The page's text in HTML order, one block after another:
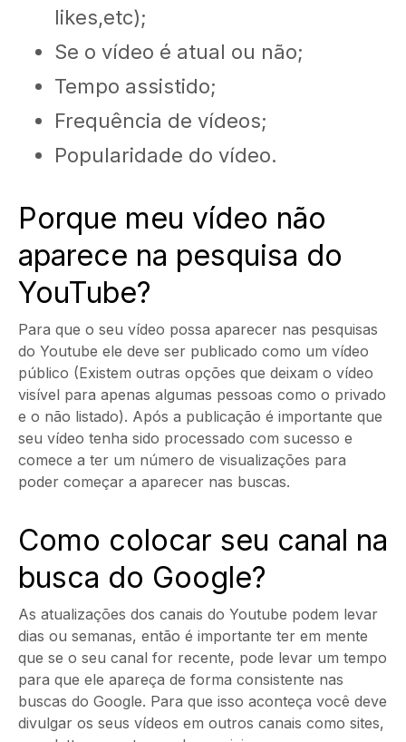
likes,etc);
Se o vídeo é atual ou não;
Tempo assistido;
Frequência de vídeos;
Popularidade do vídeo.
Porque meu vídeo não
aparece na pesquisa do
YouTube?
Para que o seu vídeo possa aparecer nas pesquisas
do Youtube ele deve ser publicado como um vídeo
público (Existem outras opções que deixam o vídeo
visível para apenas algumas pessoas como o privado
e o não listado). Após a publicação é importante que
seu vídeo tenha sido processado com sucesso e
comece a ter um número de visualizações para
poder começar a aparecer nas buscas.
Como colocar seu canal na
busca do Google?
As atualizações dos canais do Youtube podem levar
dias ou semanas, então é importante ter em mente
que se o seu canal for recente, pode levar um tempo
para que ele apareça de forma consistente nas
buscas do Google. Para que isso aconteça você deve
divulgar os seus vídeos em outros canais como sites,